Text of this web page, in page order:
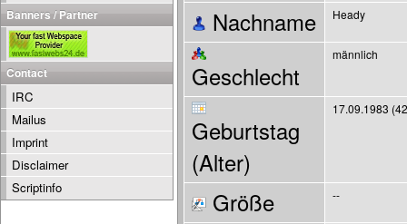
Nachname Heady
Geschlecht
männlich
Geburtstag
(Alter)
17.09.1983
Größe --
Banners / Partner
Contact
IRC
Mailus
Imprint
Disclaimer
Scriptinfo